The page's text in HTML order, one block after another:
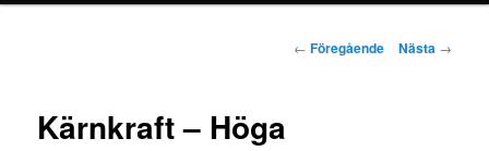
Inläggsnavigering
← Föregående Nästa →
Kärnkraft – Höga